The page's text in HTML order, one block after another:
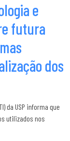
e
futura
dos
da USP informa que
utilizados nos